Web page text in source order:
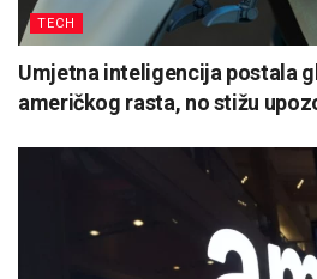
TECH
Umjetna inteligencija postala
američkog rasta, no stižu